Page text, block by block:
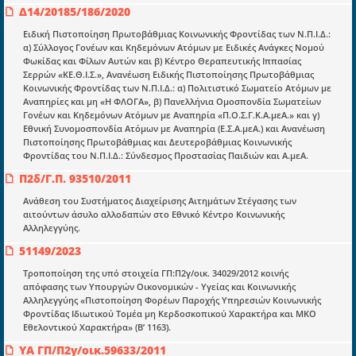
Δ14/20185/186/2020
Ειδική Πιστοποίηση Πρωτοβάθμιας Κοινωνικής Φροντίδας των Ν.Π.Ι.Δ.:
α) Σύλλογος Γονέων και Κηδεμόνων Ατόμων με Ειδικές Ανάγκες Νομού
Φωκίδας και Φίλων Αυτών και β) Κέντρο Θεραπευτικής Ιππασίας
Σερρών «ΚΕ.Θ.Ι.Σ.», Ανανέωση Ειδικής Πιστοποίησης Πρωτοβάθμιας
Κοινωνικής Φροντίδας των Ν.Π.Ι.Δ.: α) Πολιτιστικό Σωματείο Ατόμων με
Αναπηρίες και μη «Η ΦΛΟΓΑ», β) Πανελλήνια Ομοσπονδία Σωματείων
Γονέων και Κηδεμόνων Ατόμων με Αναπηρία «Π.Ο.Σ.Γ.Κ.Α.μεΑ.» και γ)
Εθνική Συνομοσπονδία Ατόμων με Αναπηρία (Ε.Σ.Α.μεΑ.) και Ανανέωση
Πιστοποίησης Πρωτοβάθμιας και Δευτεροβάθμιας Κοινωνικής
Φροντίδας του Ν.Π.Ι.Δ.: Σύνδεσμος Προστασίας Παιδιών και Α.μεΑ.
Π2δ/Γ.Π. 93510/2011
Ανάθεση του Συστήματος Διαχείρισης Αιτημάτων Στέγασης των
αιτούντων άσυλο αλλοδαπών στο Εθνικό Κέντρο Κοινωνικής
Αλληλεγγύης.
51149/2023
Τροποποίηση της υπό στοιχεία ΓΠ:Π2γ/οικ. 34029/2012 κοινής
απόφασης των Υπουργών Οικονομικών - Υγείας και Κοινωνικής
Αλληλεγγύης «Πιστοποίηση Φορέων Παροχής Υπηρεσιών Κοινωνικής
Φροντίδας Ιδιωτικού Τομέα μη Κερδοσκοπικού Χαρακτήρα και ΜΚΟ
Εθελοντικού Χαρακτήρα» (Β’ 1163).
ΥΑ ΓΠ/Π2γ/οικ.59633/2011
Ενότητες
Επικαιρότητα
E-book
Οδηγοί εκκαθάρισης
Νόμοι και προεδρικά διατάγματα
Υπουργικές αποφάσεις
Νομολογία και Γνωμοδοτήσεις ΝΣΚ
Πληροφορίες
Είσοδος
Εγγραφή
Οδηγίες Εγγραφής